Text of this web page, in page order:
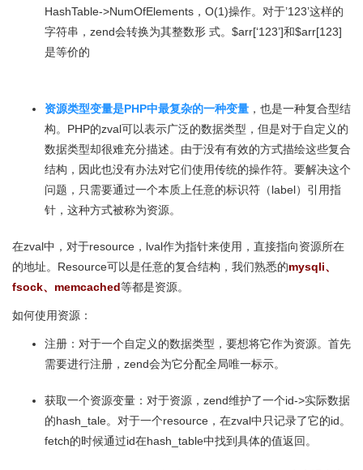
HashTable->NumOfElements，O(1)操作。对于’123’这样的
字符串，zend会转换为其整数形 式。$arr[‘123’]和$arr[123]
是等价的
资源类型变量是PHP中最复杂的一种变量 ，也是一种复合型结
构。PHP的zval可以表示广泛的数据类型，但是对于自定义的
数据类型却很难充分描述。由于没有有效的方式描绘这些复合
结构，因此也没有办法对它们使用传统的操作符。要解决这个
问题，只需要通过一个本质上任意的标识符（label）引用指
针，这种方式被称为资源。
在zval中，对于resource，lval作为指针来使用，直接指向资源所在
的地址。Resource可以是任意的复合结构，我们熟悉的mysqli、
fsock、memcached等都是资源。
如何使用资源：
注册：对于一个自定义的数据类型，要想将它作为资源。首先
需要进行注册，zend会为它分配全局唯一标示。
获取一个资源变量：对于资源，zend维护了一个id->实际数据
的hash_tale。对于一个resource，在zval中只记录了它的id。
fetch的时候通过id在hash_table中找到具体的值返回。